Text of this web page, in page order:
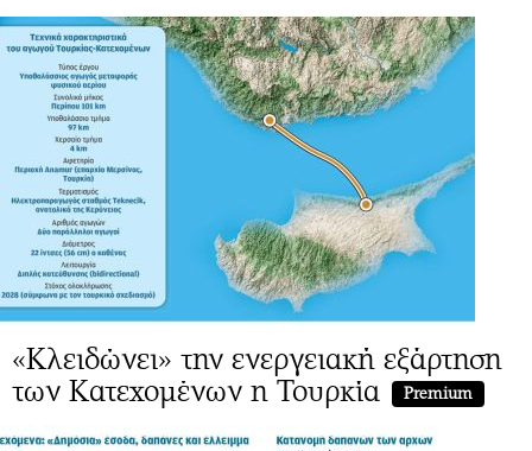
«Κλειδώνει» την ενεργειακή εξάρτηση
των Κατεχομένων η Τουρκία
Premium